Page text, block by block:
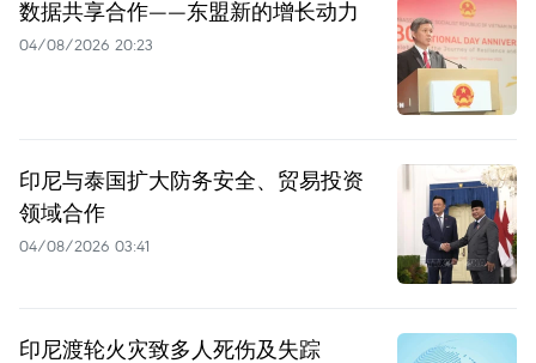
数据共享合作——东盟新的增长动力
04/08/2026 20:23
印尼与泰国扩大防务安全、贸易投资
领域合作
04/08/2026 03:41
印尼渡轮火灾致多人死伤及失踪